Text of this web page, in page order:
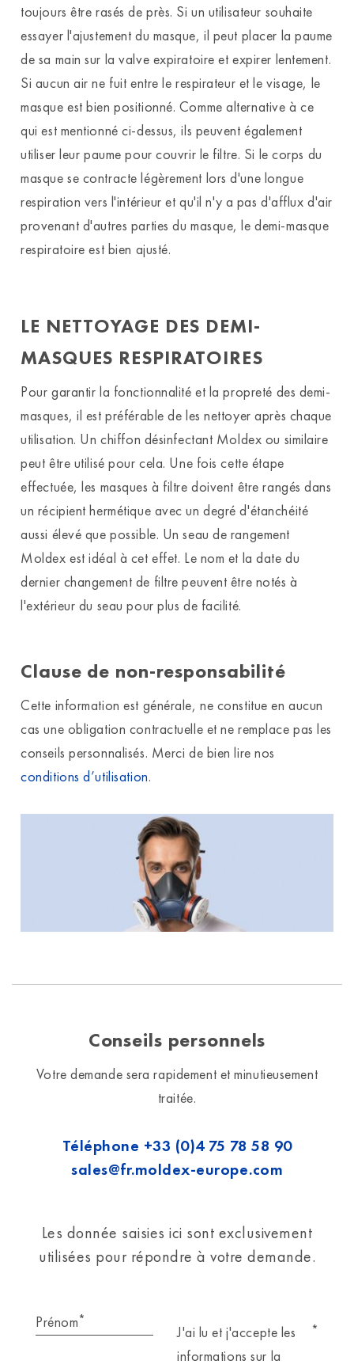
toujours être rasés de près. Si un utilisateur souhaite
essayer l'ajustement du masque, il peut placer la paume
de sa main sur la valve expiratoire et expirer lentement.
Si aucun air ne fuit entre le respirateur et le visage, le
masque est bien positionné. Comme alternative à ce
qui est mentionné ci-dessus, ils peuvent également
utiliser leur paume pour couvrir le filtre. Si le corps du
masque se contracte légèrement lors d'une longue
respiration vers l'intérieur et qu'il n'y a pas d'afflux d'air
provenant d'autres parties du masque, le demi-masque
respiratoire est bien ajusté.
LE NETTOYAGE DES DEMI-
MASQUES RESPIRATOIRES
Pour garantir la fonctionnalité et la propreté des demi-
masques, il est préférable de les nettoyer après chaque
utilisation. Un chiffon désinfectant Moldex ou similaire
peut être utilisé pour cela. Une fois cette étape
effectuée, les masques à filtre doivent être rangés dans
un récipient hermétique avec un degré d'étanchéité
aussi élevé que possible. Un seau de rangement
Moldex est idéal à cet effet. Le nom et la date du
dernier changement de filtre peuvent être notés à
l'extérieur du seau pour plus de facilité.
Clause de non-responsabilité
Cette information est générale, ne constitue en aucun
cas une obligation contractuelle et ne remplace pas les
conseils personnalisés. Merci de bien lire nos
conditions d’utilisation.
Conseils personnels
Votre demande sera rapidement et minutieusement
traitée.
Téléphone +33 (0)4 75 78 58 90
sales@fr.moldex-europe.com
Les donnée saisies ici sont exclusivement
utilisées pour répondre à votre demande.
Prénom*
J'ai lu et j'accepte les
informations sur la
*